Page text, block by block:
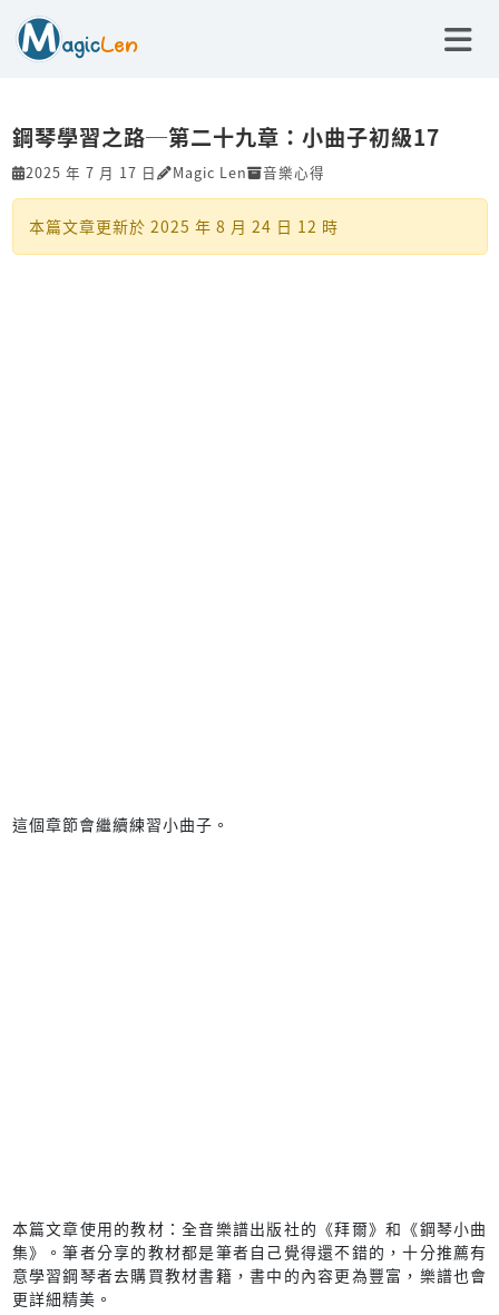
鋼琴學習之路─第二十九章：小曲子初級17
2025 年 7 月 17 日 Magic Len 音樂心得
本篇文章更新於 2025 年 8 月 24 日 12 時
這個章節會繼續練習小曲子。
本篇文章使用的教材：全音樂譜出版社的《拜爾》和《鋼琴小曲
集》。筆者分享的教材都是筆者自己覺得還不錯的，十分推薦有
意學習鋼琴者去購買教材書籍，書中的內容更為豐富，樂譜也會
更詳細精美。